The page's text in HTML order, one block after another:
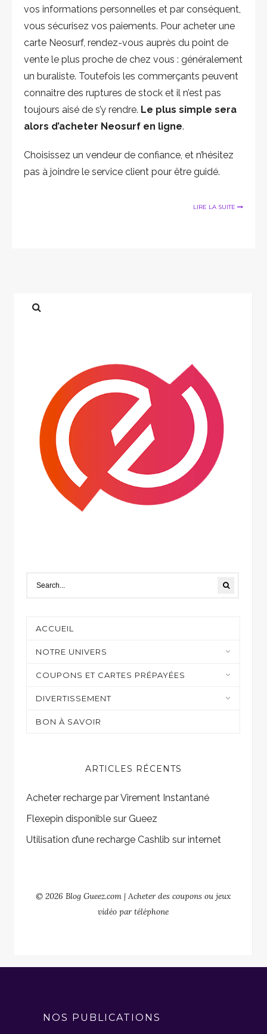
vos informations personnelles et par conséquent,
vous sécurisez vos paiements. Pour acheter une
carte Neosurf, rendez-vous auprès du point de
vente le plus proche de chez vous : généralement
un buraliste. Toutefois les commerçants peuvent
connaitre des ruptures de stock et il n’est pas
toujours aisé de s’y rendre. Le plus simple sera
alors d’acheter Neosurf en ligne.
Choisissez un vendeur de confiance, et n’hésitez
pas à joindre le service client pour être guidé.
LIRE LA SUITE
ACCUEIL
NOTRE UNIVERS
Moyens de paiement
COUPONS ET CARTES PRÉPAYÉES
Casino et jeux en ligne
DIVERTISSEMENT
Sur mon écran
BON À SAVOIR
ARTICLES RÉCENTS
Acheter recharge par Virement Instantané
Flexepin disponible sur Gueez
Utilisation d’une recharge Cashlib sur internet
© 2026 Blog Gueez.com | Acheter des coupons ou jeux
vidéo par téléphone
NOS PUBLICATIONS